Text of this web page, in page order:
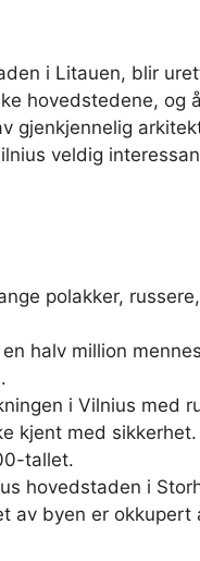
i Litauen, blir
hovedstedene, og
gjenkjennelig
veldig
polakker,
halv million
i Vilnius med
kjent med
tallet.
hovedstaden i
av byen er